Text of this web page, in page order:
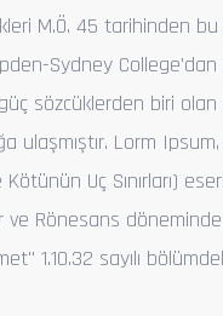
M.Ö. 45 tarihinden
Sydney
sözcüklerden biri
Lorm
Uç Sınırları)
ve Rönesans
1.10.32 sayılı